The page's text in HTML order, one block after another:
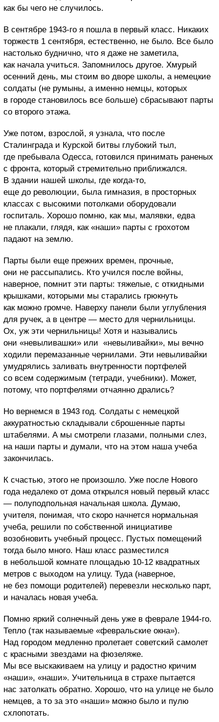
как бы чего не случилось.
В сентябре 1943-го я пошла в первый класс. Никаких
торжеств 1 сентября, естественно, не было. Все было
настолько буднично, что я даже не заметила,
как начала учиться. Запомнилось другое. Хмурый
осенний день, мы стоим во дворе школы, а немецкие
солдаты (не румыны, а именно немцы, которых
в городе становилось все больше) сбрасывают парты
со второго этажа.
Уже потом, взрослой, я узнала, что после
Сталинграда и Курской битвы глубокий тыл,
где пребывала Одесса, готовился принимать раненых
с фронта, который стремительно приближался.
В здании нашей школы, где когда-то,
еще до революции, была гимназия, в просторных
классах с высокими потолками оборудовали
госпиталь. Хорошо помню, как мы, малявки, едва
не плакали, глядя, как «наши» парты с грохотом
падают на землю.
Парты были еще прежних времен, прочные,
они не рассыпались. Кто учился после войны,
наверное, помнит эти парты: тяжелые, с откидными
крышками, которыми мы старались грюкнуть
как можно громче. Наверху панели были углубления
для ручек, а в центре — место для чернильницы.
Ох, уж эти чернильницы! Хотя и назывались
они «невыливашки» или «невыливайки», мы вечно
ходили перемазанные чернилами. Эти невыливайки
умудрялись заливать внутренности портфелей
со всем содержимым (тетради, учебники). Может,
потому, что портфелями отчаянно дрались?
Но вернемся в 1943 год. Солдаты с немецкой
аккуратностью складывали сброшенные парты
штабелями. А мы смотрели глазами, полными слез,
на наши парты и думали, что на этом наша учеба
закончилась.
К счастью, этого не произошло. Уже после Нового
года недалеко от дома открылся новый первый класс
— полуподпольная начальная школа. Думаю,
учителя, понимая, что скоро начнется нормальная
учеба, решили по собственной инициативе
возобновить учебный процесс. Пустых помещений
тогда было много. Наш класс разместился
в небольшой комнате площадью 10-12 квадратных
метров с выходом на улицу. Туда (наверное,
не без помощи родителей) перевезли несколько парт,
и началась новая учеба.
Помню яркий солнечный день уже в феврале 1944-го.
Тепло (так называемые «февральские окна»).
Над городом медленно пролетает советский самолет
с красными звездами на фюзеляже.
Мы все выскакиваем на улицу и радостно кричим
«наши», «наши». Учительница в страхе пытается
нас затолкать обратно. Хорошо, что на улице не было
немцев, а то за это «наши» можно было и пулю
схлопотать.